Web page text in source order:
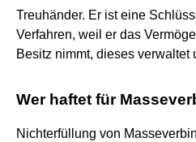
Treuhänder. Er ist eine
Verfahren, weil er das
Besitz nimmt, dieses verwaltet
Wer haftet für
Nichterfüllung von